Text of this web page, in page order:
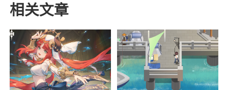
的中医古籍都在这里学习，直接的去观看，给你
更好的知识讲解，还有很多的养生的诀窍，一起
来这里学习医学技能吧
相关文章